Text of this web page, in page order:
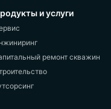
и услуги
ремонт скважин